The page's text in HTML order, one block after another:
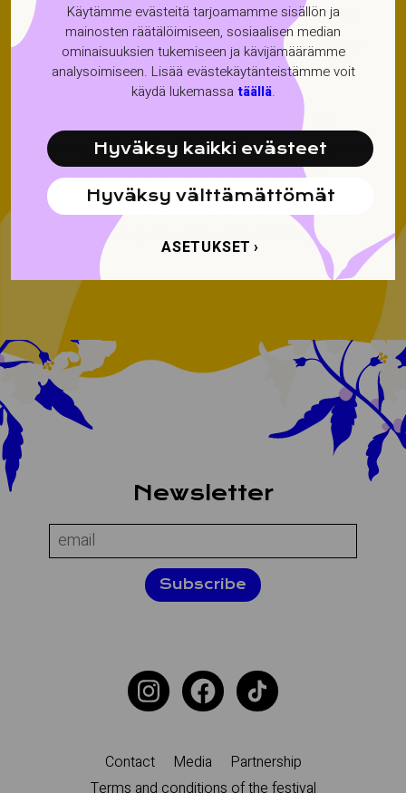
Käytämme evästeitä tarjoamamme sisällön ja
mainosten räätälöimiseen, sosiaalisen median
ominaisuuksien tukemiseen ja kävijämäärämme
analysoimiseen. Lisää evästekäytänteistämme voit
käydä lukemassa täällä.
Hyväksy kaikki evästeet
Hyväksy välttämättömät
ASETUKSET
quality, Stockfors Coffee sources high-quality
beans from around the world and roasts them
to perfection.
Focused on creating unique and balanced
flavor profiles, Stockfors Coffee highlights the
individual character of every coffee bean.
Every cup is a reflection of the roastery’s
dedication to quality and craftsmanship.
About the site
Newsletter
Name:
Subscribe
Additional navigation
Contact Media
Partnership
Terms and conditions of the festival